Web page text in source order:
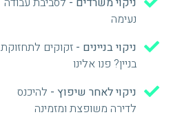
נעימה
ניקוי בניינים - זקוקים לתחזוקת
בניין? פנו אלינו
ניקוי לאחר שיפוץ - להיכנס
לדירה משופצת ומזמינה